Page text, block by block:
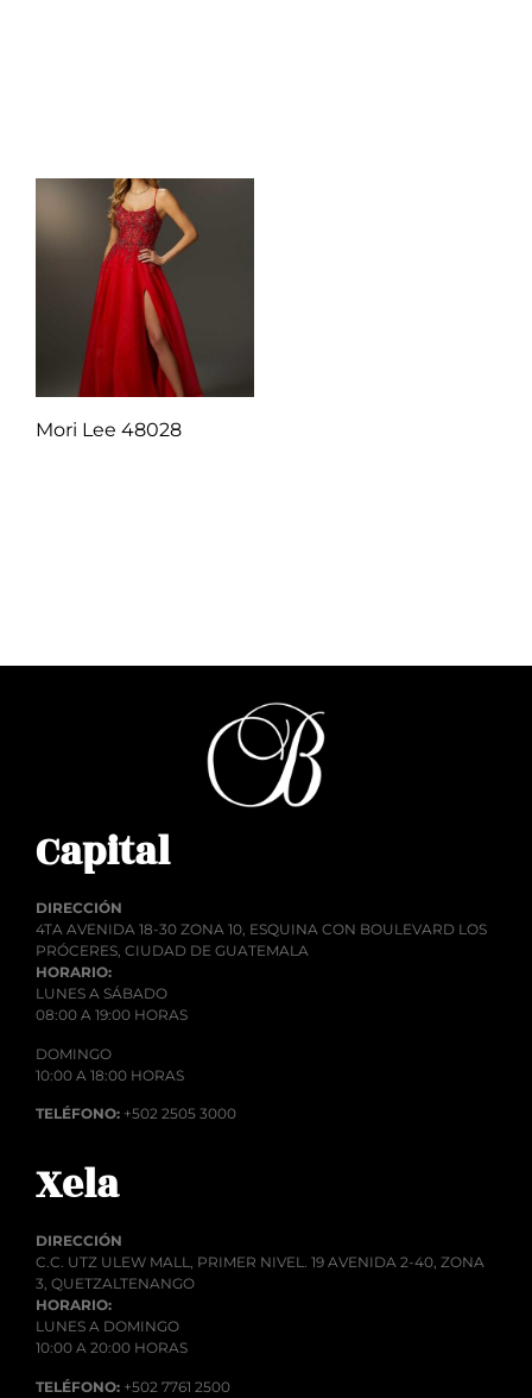
Mori Lee 48028
Capital
DIRECCIÓN
4TA AVENIDA 18-30 ZONA 10, ESQUINA CON BOULEVARD LOS
PRÓCERES, CIUDAD DE GUATEMALA
HORARIO:
LUNES A SÁBADO
08:00 A 19:00 HORAS
DOMINGO
10:00 A 18:00 HORAS
TELÉFONO: +502 2505 3000
Xela
DIRECCIÓN
C.C. UTZ ULEW MALL, PRIMER NIVEL. 19 AVENIDA 2-40, ZONA
3, QUETZALTENANGO
HORARIO:
LUNES A DOMINGO
10:00 A 20:00 HORAS
TELÉFONO: +502 7761 2500